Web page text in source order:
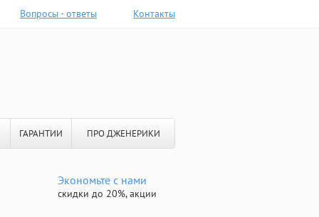
Вопросы - ответы Контакты
ГАРАНТИИ ПРО ДЖЕНЕРИКИ
Экономьте с нами
скидки до 20%, акции